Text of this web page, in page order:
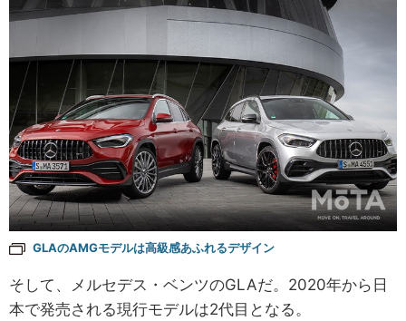
GLAのAMGモデルは高級感あふれるデザイン
そして、メルセデス・ベンツのGLAだ。2020年から日
本で発売される現行モデルは2代目となる。